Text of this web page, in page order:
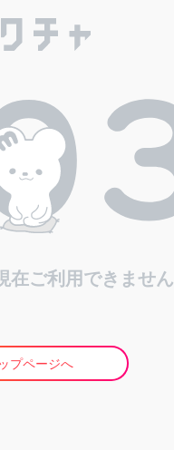
在ご利用できません